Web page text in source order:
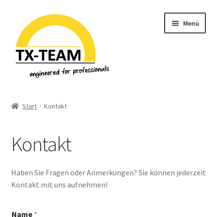
Navigation
springen
Inhalt
springen
Menü
Datenschutzerklärung & Privatsphäre
Downloads
Start Kontakt
Kontakt
Haben Sie Fragen oder Anmerkungen? Sie können jederzeit
Kontakt mit uns aufnehmen!
Name *